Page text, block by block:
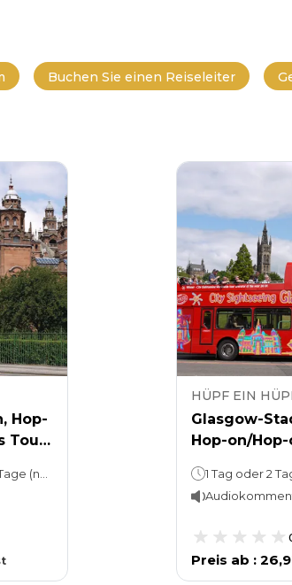
Buchen Sie einen Reiseleiter
Hop-
Tour
zentrale Hochland: ca. 10 Stunden
HÜPF EIN
Glasgow-
Hop-on/
1 Tag oder 2
Preis ab :